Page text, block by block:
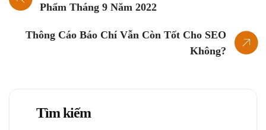
Phẩm Tháng 9 Năm 2022
Thông Cáo Báo Chí Vẫn Còn Tốt Cho SEO
Không?
Tìm kiếm